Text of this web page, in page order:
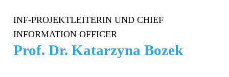
INF-PROJEKTLEITERIN UND CHIEF
INFORMATION OFFICER
Prof. Dr. Katarzyna Bozek